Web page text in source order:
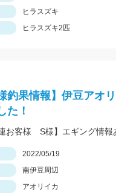
ヒラスズキ
ヒラスズキ2匹
釣果情報】伊豆アオ
た！
2022/05/19
南伊豆周辺
アオリイカ